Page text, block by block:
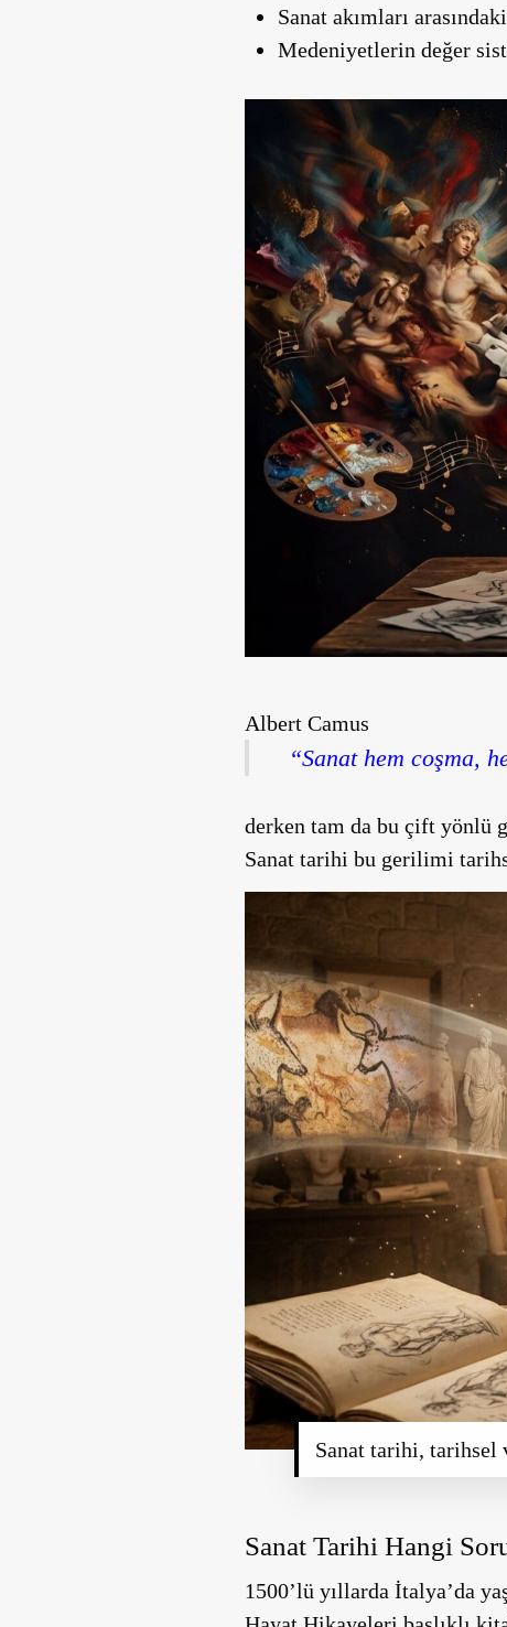
Sanat akımları
Medeniyetlerin değer
Albert Camus
“Sanat hem coşma,
derken tam da bu çift yönlü
Sanat tarihi bu gerilimi
Sanat tarihi, tarihsel
Sanat Tarihi Hangi
1500’lü yıllarda İtalya’da